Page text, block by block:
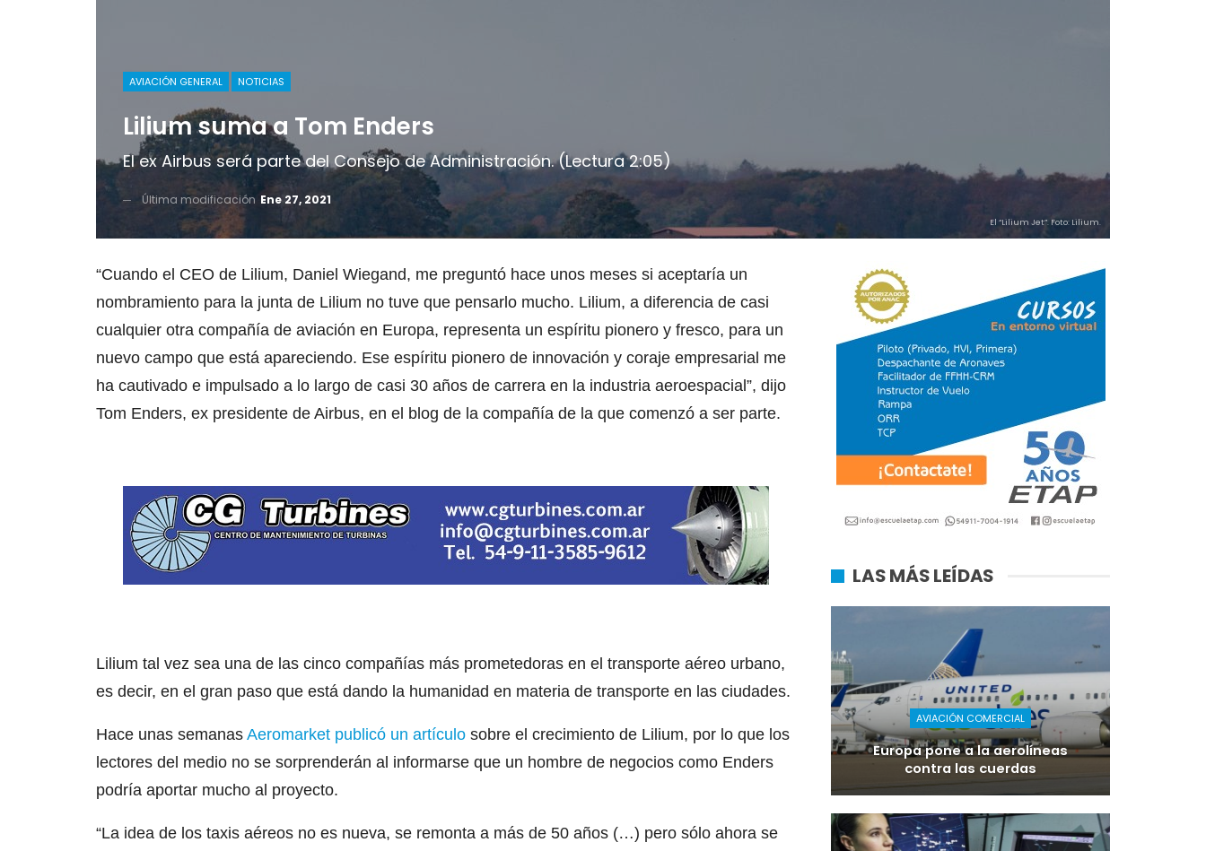
AVIACIÓN GENERAL NOTICIAS
Lilium suma a Tom Enders
El ex Airbus será parte del Consejo de Administración. (Lectura 2:05)
Última modificación Ene 27, 2021
El “Lilium Jet”. Foto: Lilium.
“Cuando el CEO de Lilium, Daniel Wiegand, me preguntó hace unos meses si aceptaría un
nombramiento para la junta de Lilium no tuve que pensarlo mucho. Lilium, a diferencia de casi
cualquier otra compañía de aviación en Europa, representa un espíritu pionero y fresco, para un
nuevo campo que está apareciendo. Ese espíritu pionero de innovación y coraje empresarial me
ha cautivado e impulsado a lo largo de casi 30 años de carrera en la industria aeroespacial”, dijo
Tom Enders, ex presidente de Airbus, en el blog de la compañía de la que comenzó a ser parte.
Lilium tal vez sea una de las cinco compañías más prometedoras en el transporte aéreo urbano,
es decir, en el gran paso que está dando la humanidad en materia de transporte en las ciudades.
Hace unas semanas Aeromarket publicó un artículo sobre el crecimiento de Lilium, por lo que los
lectores del medio no se sorprenderán al informarse que un hombre de negocios como Enders
podría aportar mucho al proyecto.
“La idea de los taxis aéreos no es nueva, se remonta a más de 50 años (…) pero sólo ahora se
LAS MÁS LEÍDAS
AVIACIÓN COMERCIAL
Europa pone a la aerolíneas
contra las cuerdas